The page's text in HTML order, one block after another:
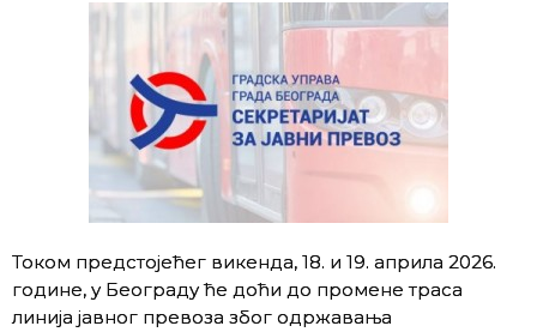
Током предстојећег викенда, 18. и 19. априла 2026.
године, у Београду ће доћи до промене траса
линија јавног превоза због одржавања